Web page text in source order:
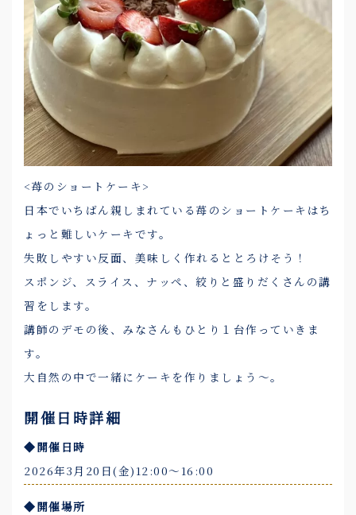
<苺のショートケーキ>
日本でいちばん親しまれている苺のショートケーキはち
ょっと難しいケーキです。
失敗しやすい反面、美味しく作れるととろけそう！
スポンジ、スライス、ナッペ、絞りと盛りだくさんの講
習をします。
講師のデモの後、みなさんもひとり１台作っていきま
す。
大自然の中で一緒にケーキを作りましょう～。
開催日時詳細
◆開催日時
2026年3月20日(金)12:00～16:00
◆開催場所